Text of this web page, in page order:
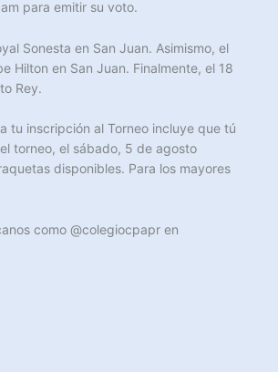
para emitir su voto.
Sonesta en San Juan. Asimismo, el
Hilton en San Juan. Finalmente, el 18
Rey.
tu inscripción al Torneo incluye que tú
torneo, el sábado, 5 de agosto
disponibles. Para los mayores
como @colegiocpapr en